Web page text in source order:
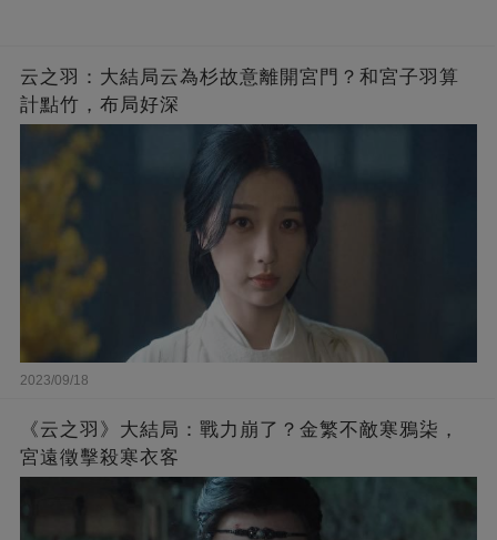
云之羽：大結局云為杉故意離開宮門？和宮子羽算
計點竹，布局好深
2023/09/18
《云之羽》大結局：戰力崩了？金繁不敵寒鴉柒，
宮遠徵擊殺寒衣客